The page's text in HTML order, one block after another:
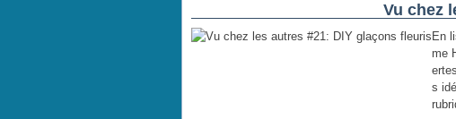
Vu chez
En
me
s